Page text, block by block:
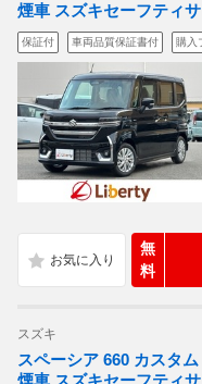
煙車 スズキセーフティサ
保証付 車両品質保証書付 購入
無
料
スズキ
スペーシア 660 カスタ
煙車 スズキセーフティサ